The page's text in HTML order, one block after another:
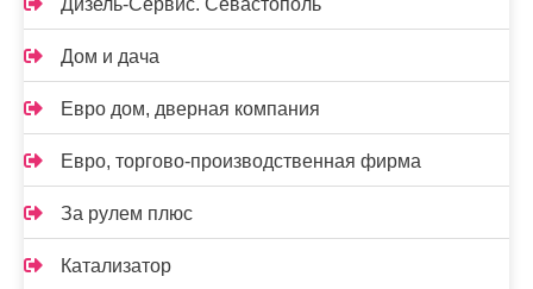
Дизель-Сервис. Севастополь
Дом и дача
Евро дом, дверная компания
Евро, торгово-производственная фирма
За рулем плюс
Катализатор